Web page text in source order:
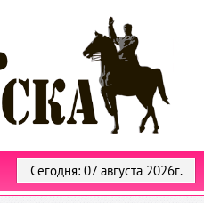
Сегодня: 07 августа 2026г.